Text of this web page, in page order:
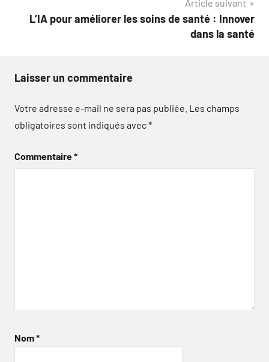
Article suivant
L’IA pour améliorer les soins de santé : Innover
dans la santé
Laisser un commentaire
Votre adresse e-mail ne sera pas publiée. Les champs
obligatoires sont indiqués avec*
Commentaire*
Nom*